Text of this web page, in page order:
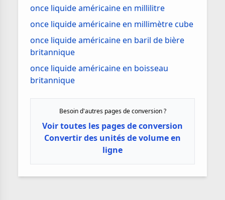
once liquide américaine en millilitre
once liquide américaine en millimètre cube
once liquide américaine en baril de bière
britannique
once liquide américaine en boisseau
britannique
Besoin d'autres pages de conversion ?
Voir toutes les pages de conversion
Convertir des unités de volume en
ligne